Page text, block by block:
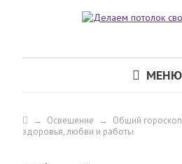
МЕНЮ
→ Освещение →
Общий гороскоп
здоровья, любви и работы